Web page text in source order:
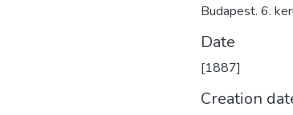
Budapest. 6.
Date
[1887]
Creation